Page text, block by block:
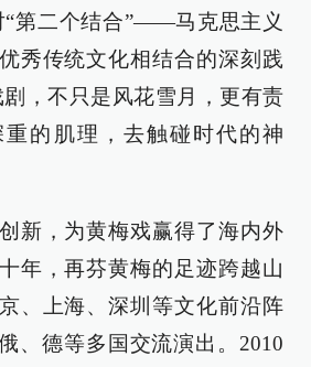
“第二个结合”——马克思主义
秀传统文化相结合的深刻践
，不只是风花雪月，更有责
的肌理，去触碰时代的神
新，为黄梅戏赢得了海内外
年，再芬黄梅的足迹跨越山
、上海、深圳等文化前沿阵
、德等多国交流演出。2010